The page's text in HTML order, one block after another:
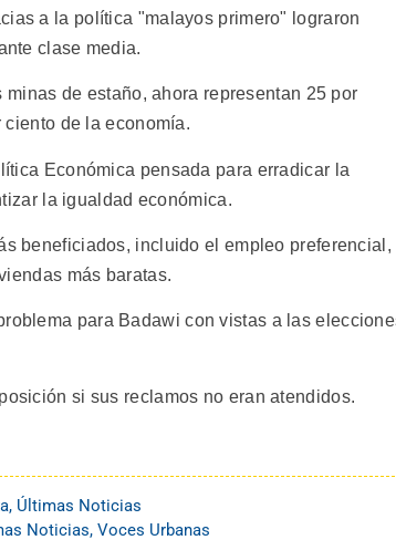
a la política "malayos primero" lograron
clase media.
de estaño, ahora representan 25 por
de la economía.
Económica pensada para erradicar la
la igualdad económica.
beneficiados, incluido el empleo preferencial,
más baratas.
para Badawi con vistas a las
si sus reclamos no eran atendidos.
, Últimas Noticias
Noticias, Voces Urbanas